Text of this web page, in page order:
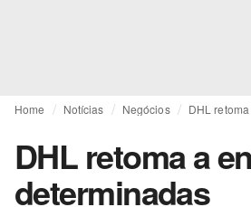
Home Notícias Negócios
DHL retoma a
determinadas